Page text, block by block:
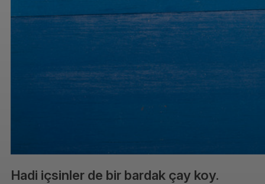
Hadi içsinler de bir bardak çay koy.